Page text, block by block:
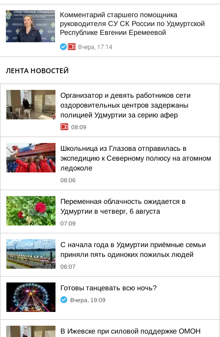
Комментарий старшего помощника
руководителя СУ СК России по Удмуртской
Республике Евгении Еремеевой
Вчера, 17:14
ЛЕНТА НОВОСТЕЙ
Организатор и девять работников сети
оздоровительных центров задержаны
полицией Удмуртии за серию афер
08:09
Школьница из Глазова отправилась в
экспедицию к Северному полюсу на атомном
ледоколе
08:06
Переменная облачность ожидается в
Удмуртии в четверг, 6 августа
07:09
С начала года в Удмуртии приёмные семьи
приняли пять одиноких пожилых людей
06:07
Готовы танцевать всю ночь?
Вчера, 19:09
В Ижевске при силовой поддержке ОМОН